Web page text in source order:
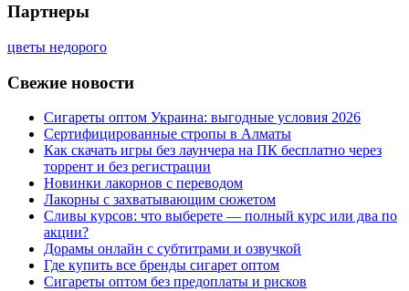
Партнеры
цветы недорого
Свежие новости
Сигареты оптом Украина: выгодные условия 2026
Сертифицированные стропы в Алматы
Как скачать игры без лаунчера на ПК бесплатно через
торрент и без регистрации
Новинки лакорнов с переводом
Лакорны с захватывающим сюжетом
Сливы курсов: что выберете — полный курс или два по
акции?
Дорамы онлайн с субтитрами и озвучкой
Где купить все бренды сигарет оптом
Сигареты оптом без предоплаты и рисков